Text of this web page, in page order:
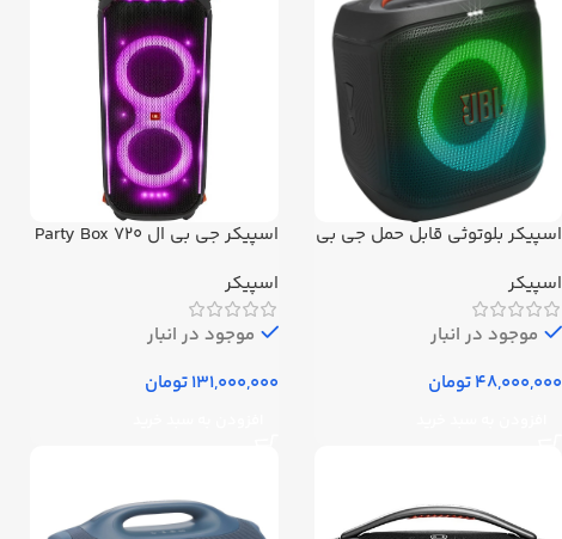
اسپیکر بلوتوثی قابل حمل جی بی
Essential 2
اسپیکر
موجود در انبار
تومان
اسپیکر جی بی ال Party Box 720
اسپیکر
موجود در انبار
تومان